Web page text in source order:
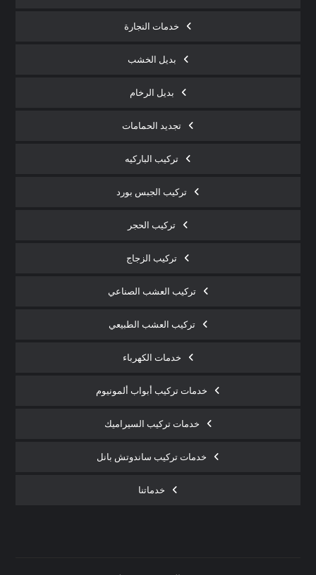
خدمات النجارة
بديل الخشب
بديل الرخام
تجديد الحمامات
تركيب الباركيه
تركيب الجبس بورد
تركيب الحجر
تركيب الزجاج
تركيب العشب الصناعي
تركيب العشب الطبيعي
خدمات الكهرباء
خدمات تركيب أبواب ألمونيوم
خدمات تركيب السيراميك
خدمات تركيب ساندوتش بانل
خدماتنا